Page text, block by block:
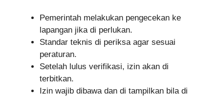
Pemerintah melakukan pengecekan ke
lapangan jika di perlukan.
Standar teknis di periksa agar sesuai
peraturan.
Setelah lulus verifikasi, izin akan di
terbitkan.
Izin wajib dibawa dan di tampilkan bila di